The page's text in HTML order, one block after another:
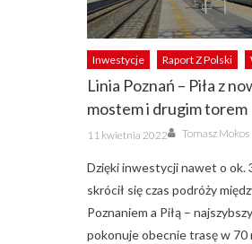
Inwestycje Raport Z Polski
Linia Poznań – Piła z
mostem i drugim torem
Posted
on
11 kwietnia 2022 Author
Tomasz Mokos
Dzięki inwestycji nawet o ok.
skrócił się czas podróży
Poznaniem a Piłą –
pokonuje obecnie trasę w 70